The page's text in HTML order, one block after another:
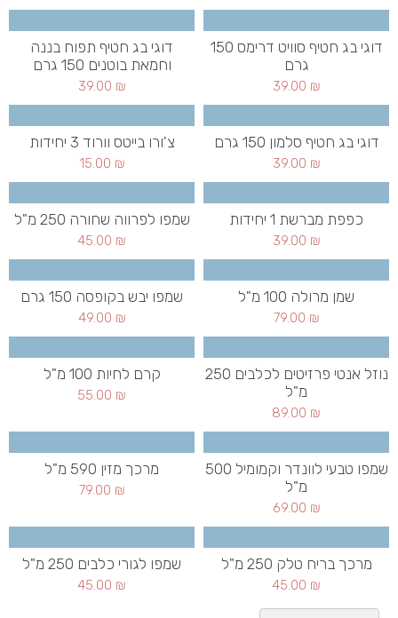
דוגי בג חטיף סוויט דרימס 150
גרם
39.00 ₪
דוגי בג חטיף תפוח בננה
וחמאת בוטנים 150 גרם
39.00 ₪
דוגי בג חטיף סלמון 150 גרם
39.00 ₪
צ'ורו בייטס וורוד 3 יחידות
15.00 ₪
כפפת מברשת 1 יחידות
39.00 ₪
שמפו לפרווה שחורה 250 מ"ל
45.00 ₪
שמן מרולה 100 מ"ל
79.00 ₪
שמפו יבש בקופסה 150 גרם
49.00 ₪
נוזל אנטי פרזיטים לכלבים 250
מ"ל
89.00 ₪
קרם לחיות 100 מ"ל
55.00 ₪
שמפו טבעי לוונדר וקמומיל 500
מ"ל
69.00 ₪
מרכך מזין 590 מ"ל
79.00 ₪
מרכך בריח טלק 250 מ"ל
45.00 ₪
שמפו לגורי כלבים 250 מ"ל
45.00 ₪